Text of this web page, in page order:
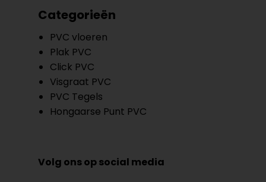
Categorieën
PVC vloeren
Plak PVC
Click PVC
Visgraat PVC
PVC Tegels
Hongaarse Punt PVC
Volg ons op social media